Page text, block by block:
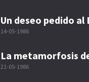
Un deseo pedido al
14-05-1986
La metamorfosis
21-05-1986